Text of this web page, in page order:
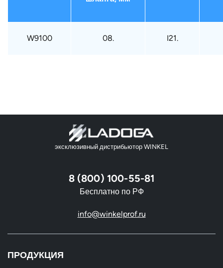
W9100 08. I21.
эксклюзивный дистрибьютор WINKEL
8 (800) 100-55-81
Бесплатно по РФ
info@winkelprof.ru
ПРОДУКЦИЯ